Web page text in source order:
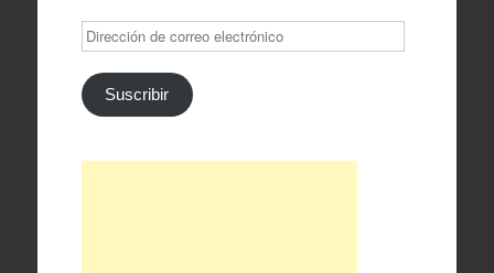
Dirección
de
correo
electrónico
Suscribir